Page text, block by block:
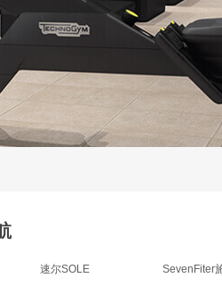
速尔SOLE SevenFiter